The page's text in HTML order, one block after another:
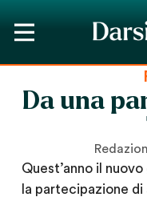
Da una
Quest’anno il
la partecipazione